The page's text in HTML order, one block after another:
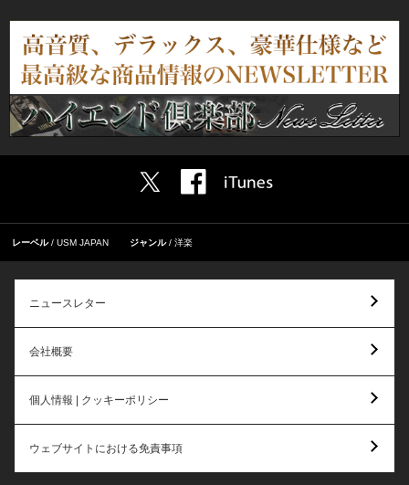
レーベル USM JAPAN ジャンル 洋楽
ニュースレター
会社概要
個人情報 | クッキーポリシー
ウェブサイトにおける免責事項